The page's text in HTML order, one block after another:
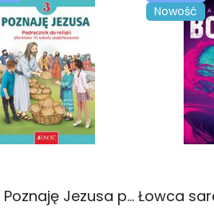
Religia Poznaję Jezusa podręcznik dla klasy 3 szkoły podstawowej
Nowość
Łowca